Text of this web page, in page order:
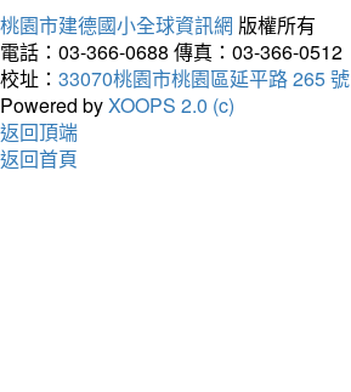
桃園市建德國小全球資訊網 版權所有
電話：03-366-0688 傳真：03-366-0512
校址： 33070桃園市桃園區延平路 265 號
Powered byXOOPS 2.0 (c)
返回頂端
返回首頁